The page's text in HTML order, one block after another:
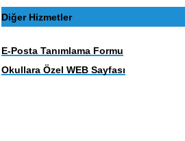
Diğer Hizmetler
E-Posta Tanımlama Formu
Okullara Özel WEB Sayfası